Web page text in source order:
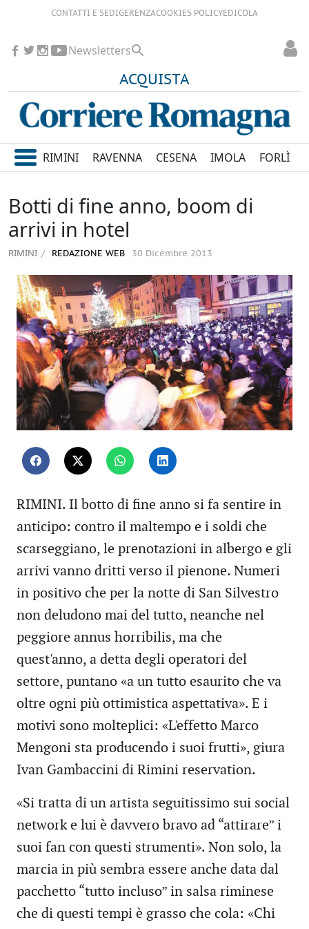
CONTATTI E SEDIGERENZACOOKIES POLICYEDICOLA
ACQUISTA
Newsletters
RIMINI RAVENNA CESENA IMOLA FORLÌ
Botti di fine anno, boom di
arrivi in hotel
RIMINI REDAZIONE WEB 30 Dicembre 2013
RIMINI. Il botto di fine anno si fa sentire in
anticipo: contro il maltempo e i soldi che
scarseggiano, le prenotazioni in albergo e gli
arrivi vanno dritti verso il pienone. Numeri
in positivo che per la notte di San Silvestro
non deludono mai del tutto, neanche nel
peggiore annus horribilis, ma che
quest'anno, a detta degli operatori del
settore, puntano «a un tutto esaurito che va
oltre ogni più ottimistica aspettativa». E i
motivi sono molteplici: «L'effetto Marco
Mengoni sta producendo i suoi frutti», giura
Ivan Gambaccini di Rimini reservation.
«Si tratta di un artista seguitissimo sui social
network e lui è davvero bravo ad “attirare” i
suoi fan con questi strumenti». Non solo, la
marcia in più sembra essere anche data dal
pacchetto “tutto incluso” in salsa riminese
che di questi tempi è grasso che cola: «Chi